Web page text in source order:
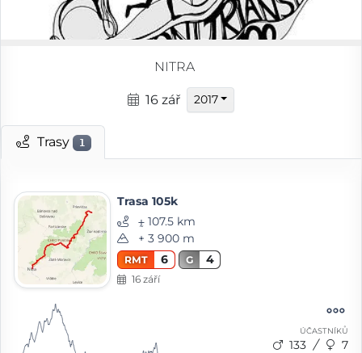
NITRA
16 zář 2017
Trasy 1
Trasa 105k
⨦ 107.5 km
+ 3 900 m
RMT 6 G 4
16 září
ÚČASTNÍKŮ
133 7